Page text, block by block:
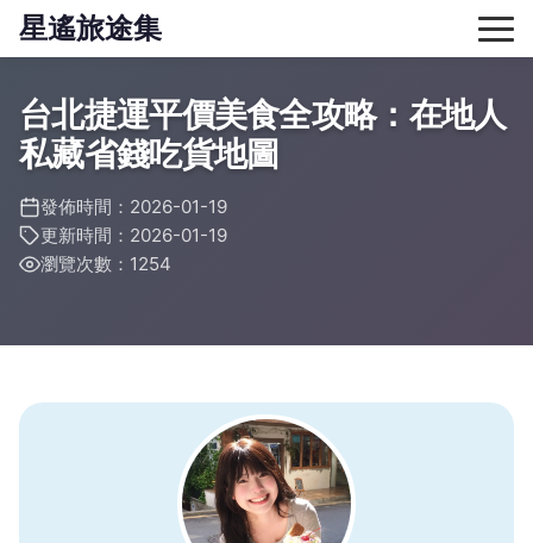
星遙旅途集
台北捷運平價美食全攻略：在地人
私藏省錢吃貨地圖
發佈時間：2026-01-19
更新時間：2026-01-19
瀏覽次數：1254